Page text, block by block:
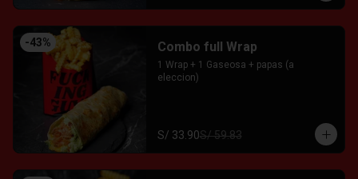
-43% Combo full Wrap
1 Wrap + 1 Gaseosa + papas (a
eleccion)
S/ 33.90S/ 59.83